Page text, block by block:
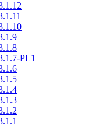
PL1